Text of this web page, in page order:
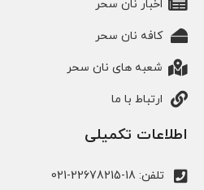
اخبار نان سحر
کافه نان سحر
شعبه های نان سحر
ارتباط با ما
اطلاعات تکمیلی
تلفن: 18-22678215-021